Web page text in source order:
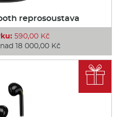
reprosoustava
590,00 Kč
18 000,00 Kč
